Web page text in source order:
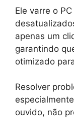
Ele varre o
apenas um
garantindo
otimizado
Resolver
ouvido, não